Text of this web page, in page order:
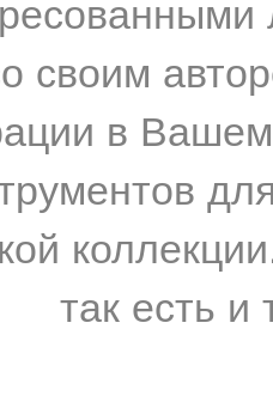
своим
в
так есть и